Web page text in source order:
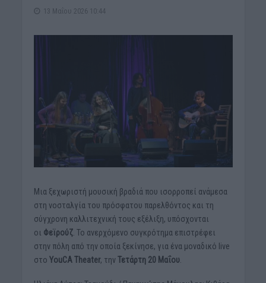
13 Μαΐου 2026 10:44
Μια ξεχωριστή μουσική βραδιά που ισορροπεί ανάμεσα
στη νοσταλγία του πρόσφατου παρελθόντος και τη
σύγχρονη καλλιτεχνική τους εξέλιξη, υπόσχονται
οι Φεϊρούζ. Το ανερχόμενο συγκρότημα επιστρέφει
στην πόλη από την οποία ξεκίνησε, για ένα μοναδικό live
στο YouCA Theater, τηνΤετάρτη 20 Μαΐου.